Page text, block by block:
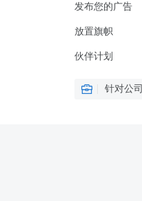
发布您的广告
放置旗帜
伙伴计划
针对公司